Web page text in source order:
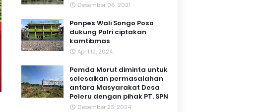
Desember 06, 2021
Ponpes Wali Songo Poso
dukung Polri ciptakan
kamtibmas
April 12, 2024
Pemda Morut diminta untuk
selesaikan permasalahan
antara Masyarakat Desa
Peleru dengan pihak PT. SPN
Desember 23, 2024